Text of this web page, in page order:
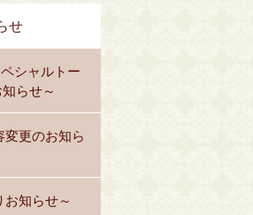
せ
シャルトー
らせ～
変更のお知ら
お知らせ～